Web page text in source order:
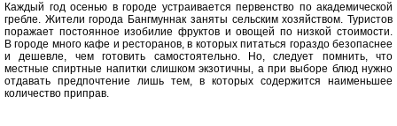
Каждый год осенью в городе устраивается первенство по академической
гребле. Жители города Бангмуннак заняты сельским хозяйством. Туристов
поражает постоянное изобилие фруктов и овощей по низкой стоимости.
В городе много кафе и ресторанов, в которых питаться гораздо безопаснее
и дешевле, чем готовить самостоятельно. Но, следует помнить, что
местные спиртные напитки слишком экзотичны, а при выборе блюд нужно
отдавать предпочтение лишь тем, в которых содержится наименьшее
количество приправ.